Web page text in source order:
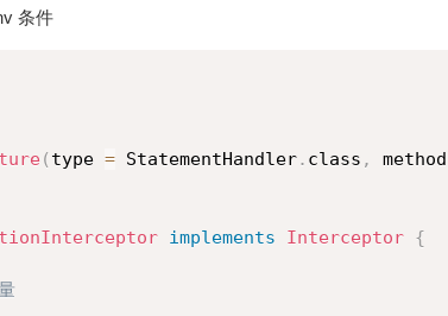
条件
( type = StatementHandler. class , method
implements Interceptor {